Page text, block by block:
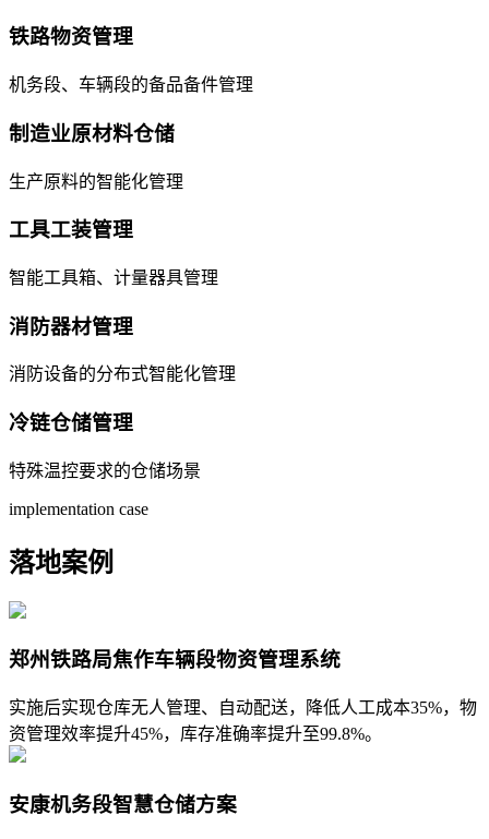
铁路物资管理
机务段、车辆段的备品备件管理
制造业原材料仓储
生产原料的智能化管理
工具工装管理
智能工具箱、计量器具管理
消防器材管理
消防设备的分布式智能化管理
冷链仓储管理
特殊温控要求的仓储场景
implementation case
落地案例
郑州铁路局焦作车辆段物资管理系统
实施后实现仓库无人管理、自动配送，降低人工成本35%，物
资管理效率提升45%，库存准确率提升至99.8%。
安康机务段智慧仓储方案